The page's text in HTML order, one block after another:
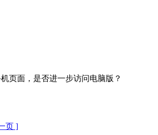
页面，是否进一步访问电脑版？
页 ]